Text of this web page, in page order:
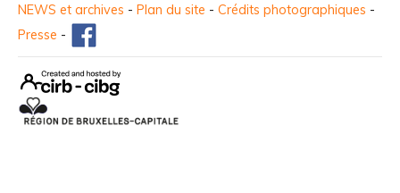
NEWS et archives - Plan du site - Crédits photographiques -
Presse -